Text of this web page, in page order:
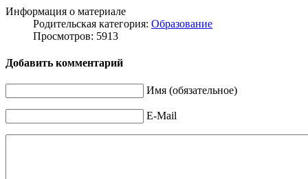
Информация о материале
Родительская категория: Образование
Просмотров: 5913
Добавить комментарий
Имя (обязательное)
E-Mail